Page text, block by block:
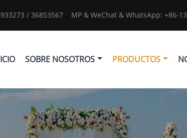
/ 36853567 MP & WeChat & WhatsApp: +86-
SOBRE NOSOTROS PRODUCTOS